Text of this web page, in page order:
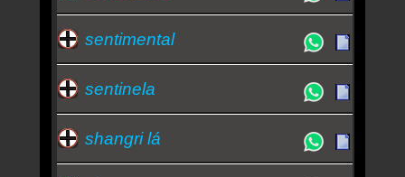
sentimental
sentinela
shangri lá